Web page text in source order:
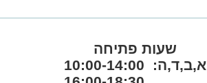
שעות פתיחה
א,ב,ד,ה: 10:00-14:00